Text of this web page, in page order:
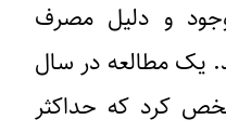
و دلیل مصرف
یک مطالعه در سال
نفر مشخص کرد که حداکثر